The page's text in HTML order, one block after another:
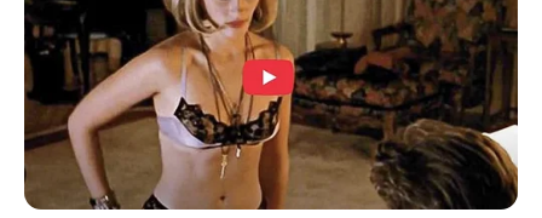
(foto: instagram/rileys_oasis)
3. Kamu juga bisa memodifikasi tempatnya sesuai
kreativitas ya